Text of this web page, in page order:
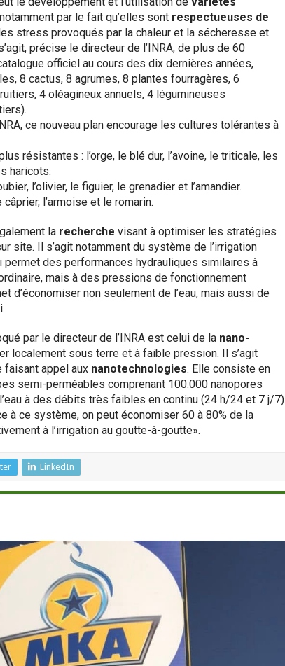
par le fait qu’elles sont respectueuses de
stress provoqués par la chaleur et la sécheresse et
précise le directeur de l’INRA, de plus de 60
officiel au cours des dix dernières années,
8 cactus, 8 agrumes, 8 plantes fourragères, 6
4 oléagineux annuels, 4 légumineuses
ce nouveau plan encourage les cultures tolérantes à
résistantes : l’orge, le blé dur, l’avoine, le triticale, les
haricots.
l’olivier, le figuier, le grenadier et l’amandier.
câprier, l’armoise et le romarin.
la recherche visant à optimiser les stratégies
site. Il s’agit notamment du système de l’irrigation
des performances hydrauliques similaires à
mais à des pressions de fonctionnement
d’économiser non seulement de l’eau, mais aussi de
par le directeur de l’INRA est celui de la nano-
localement sous terre et à faible pression. Il s’agit
faisant appel aux nanotechnologies. Elle consiste en
semi-perméables comprenant 100.000 nanopores
à des débits très faibles en continu (24 h/24 et 7 j/7)
à ce système, on peut économiser 60 à 80% de la
à l’irrigation au goutte-à-goutte».
LinkedIn